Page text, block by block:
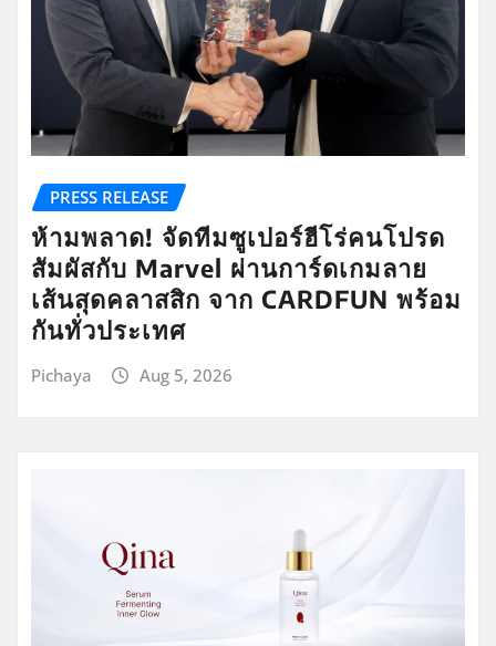
PRESS RELEASE
ห้ามพลาด! จัดทีมซูเปอร์ฮีโร่คนโปรด
สัมผัสกับ Marvel ผ่านการ์ดเกมลาย
เส้นสุดคลาสสิก จาก CARDFUN พร้อม
กันทั่วประเทศ
Pichaya Aug 5, 2026